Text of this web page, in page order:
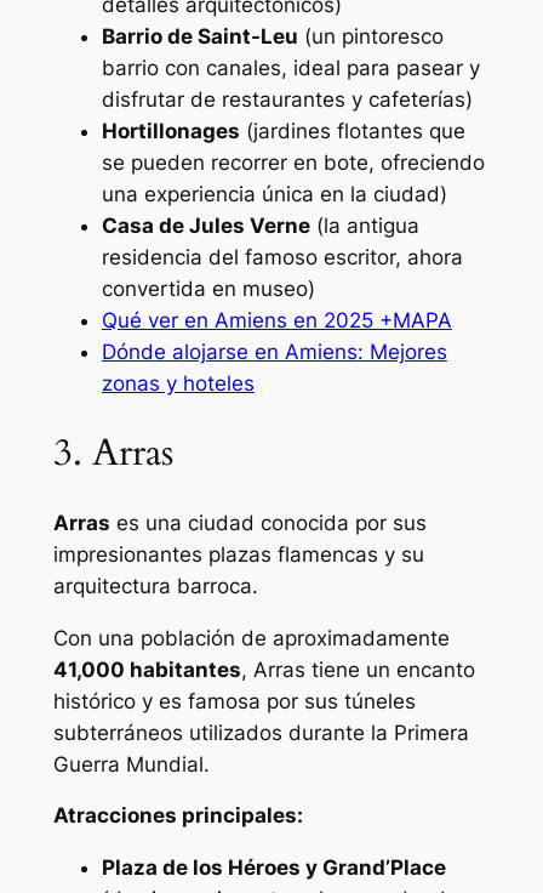
detalles arquitectónicos)
Barrio de Saint-Leu (un pintoresco
barrio con canales, ideal para pasear y
disfrutar de restaurantes y cafeterías)
Hortillonages (jardines flotantes que
se pueden recorrer en bote, ofreciendo
una experiencia única en la ciudad)
Casa de Jules Verne(la antigua
residencia del famoso escritor, ahora
convertida en museo)
Qué ver en Amiens en 2025 +MAPA
Dónde alojarse en Amiens: Mejores
zonas y hoteles
3. Arras
Arras es una ciudad conocida por sus
impresionantes plazas flamencas y su
arquitectura barroca.
Con una población de aproximadamente
41,000 habitantes, Arras tiene un encanto
histórico y es famosa por sus túneles
subterráneos utilizados durante la Primera
Guerra Mundial.
Atracciones principales:
Plaza de los Héroes y Grand’Place